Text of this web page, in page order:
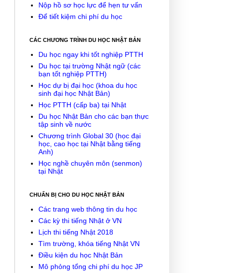
Nộp hồ sơ học lực để hẹn tư vấn
Để tiết kiệm chi phí du học
CÁC CHƯƠNG TRÌNH DU HỌC NHẬT BẢN
Du học ngay khi tốt nghiệp PTTH
Du học tại trường Nhật ngữ (các
bạn tốt nghiệp PTTH)
Học dự bị đại học (khoa du học
sinh đại học Nhật Bản)
Học PTTH (cấp ba) tại Nhật
Du học Nhật Bản cho các bạn thực
tập sinh về nước
Chương trình Global 30 (học đại
học, cao học tại Nhật bằng tiếng
Anh)
Học nghề chuyên môn (senmon)
tại Nhật
CHUẨN BỊ CHO DU HỌC NHẬT BẢN
Các trang web thông tin du học
Các kỳ thi tiếng Nhật ở VN
Lịch thi tiếng Nhật 2018
Tìm trường, khóa tiếng Nhật VN
Điều kiện du học Nhật Bản
Mô phỏng tổng chi phí du học JP